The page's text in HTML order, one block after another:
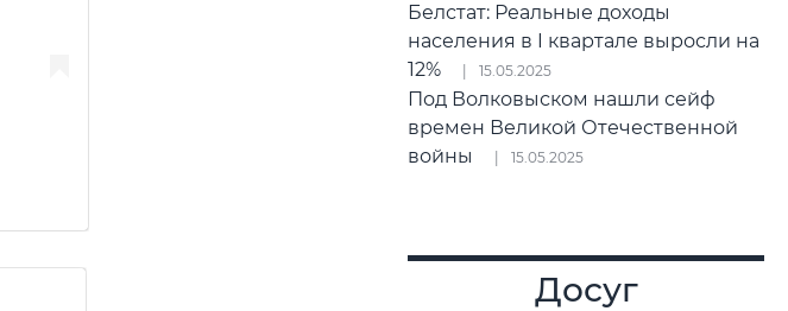
Белстат: Реальные доходы
населения в I квартале выросли на
12%
15.05.2025
Под Волковыском нашли сейф
времен Великой Отечественной
войны
15.05.2025
Досуг